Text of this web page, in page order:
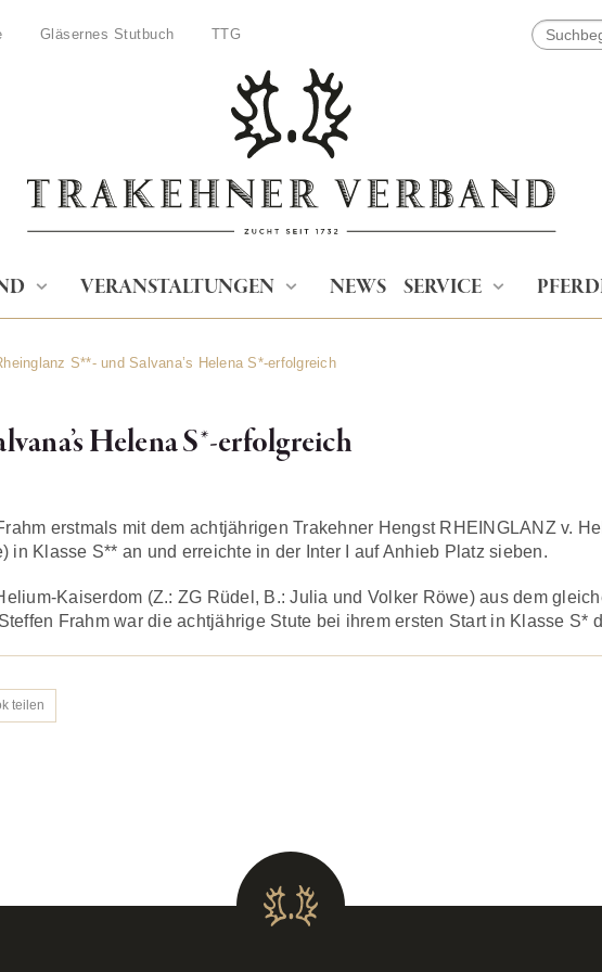
Gläsernes Stutbuch TTG
VERANSTALTUNGEN NEWS SERVICE
S**- und Salvana’s Helena S*-erfolgreich
Helena S*-erfolgreich
erstmals mit dem achtjährigen Trakehner Hengst RHEINGLANZ v.
in Klasse S** an und erreichte in der Inter I auf Anhieb Platz sieben.
Kaiserdom (Z.: ZG Rüdel, B.: Julia und Volker Röwe) aus dem
Frahm war die achtjährige Stute bei ihrem ersten Start in Klasse S*
teilen